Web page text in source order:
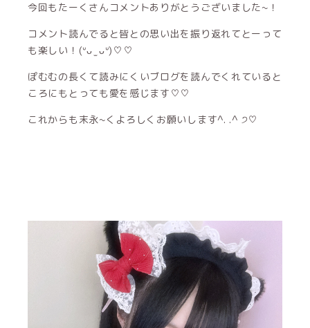
今回もたーくさんコメントありがとうございました~！
コメント読んでると皆との思い出を振り返れてとーって
も楽しい！(ᐡᴗ ̫ ᴗᐡ)♡♡
ぽむむの長くて読みにくいブログを読んでくれていると
ころにもとっても愛を感じます♡♡
これからも末永~くよろしくお願いします^. .^ ੭♡